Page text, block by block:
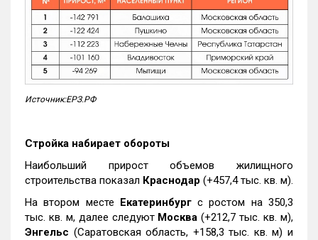
Источник:ЕРЗ.РФ
Стройка набирает обороты
Наибольший прирост объемов жилищного
строительства показал Краснодар (+457,4 тыс. кв. м).
На втором месте Екатеринбургс ростом на 350,3
тыс. кв. м, далее следуют Москва (+212,7 тыс. кв. м),
Энгельс (Саратовская область, +158,3 тыс. кв. м) и